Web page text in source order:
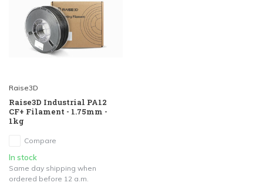
Raise3D
Raise3D Industrial PA12
CF+ Filament - 1.75mm -
1kg
Compare
In stock
Same day shipping when
ordered before 12 a.m.